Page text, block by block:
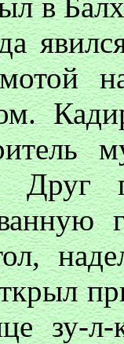
зу-л-